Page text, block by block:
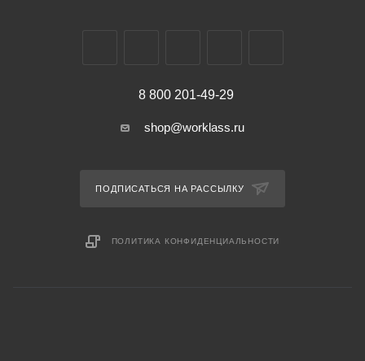
8 800 201-49-29
shop@worklass.ru
ПОДПИСАТЬСЯ НА РАССЫЛКУ
ПОЛИТИКА КОНФИДЕНЦИАЛЬНОСТИ